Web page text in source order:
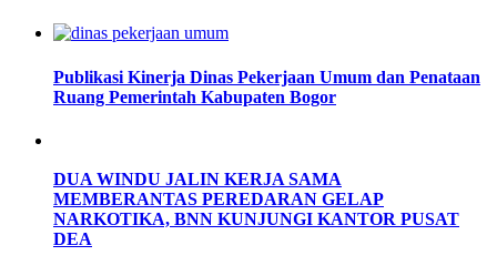
Publikasi Kinerja Dinas Pekerjaan Umum dan Penataan
Ruang Pemerintah Kabupaten Bogor
DUA WINDU JALIN KERJA SAMA
MEMBERANTAS PEREDARAN GELAP
NARKOTIKA, BNN KUNJUNGI KANTOR PUSAT
DEA